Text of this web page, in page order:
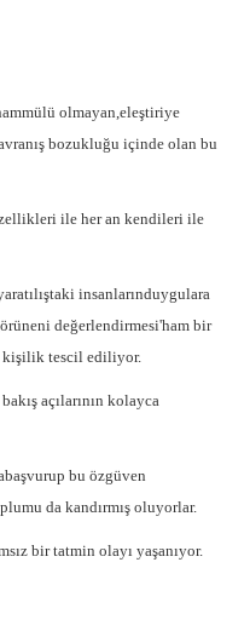
olmayan,eleştiriye
bozukluğu içinde olan bu
ile her an kendileri ile
insanlarınduygulara
değerlendirmesi'ham bir
kişilik tescil ediliyor.
açılarının kolayca
bu özgüven
da kandırmış oluyorlar.
bir tatmin olayı yaşanıyor.